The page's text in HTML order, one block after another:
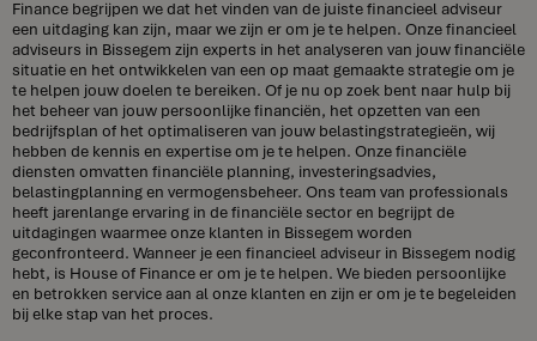
Finance begrijpen we dat het vinden van de juiste financieel adviseur
een uitdaging kan zijn, maar we zijn er om je te helpen. Onze financieel
adviseurs in Bissegem zijn experts in het analyseren van jouw financiële
situatie en het ontwikkelen van een op maat gemaakte strategie om je
te helpen jouw doelen te bereiken. Of je nu op zoek bent naar hulp bij
het beheer van jouw persoonlijke financiën, het opzetten van een
bedrijfsplan of het optimaliseren van jouw belastingstrategieën, wij
hebben de kennis en expertise om je te helpen. Onze financiële
diensten omvatten financiële planning, investeringsadvies,
belastingplanning en vermogensbeheer. Ons team van professionals
heeft jarenlange ervaring in de financiële sector en begrijpt de
uitdagingen waarmee onze klanten in Bissegem worden
geconfronteerd. Wanneer je een financieel adviseur in Bissegem nodig
hebt, is House of Finance er om je te helpen. We bieden persoonlijke
en betrokken service aan al onze klanten en zijn er om je te begeleiden
bij elke stap van het proces.